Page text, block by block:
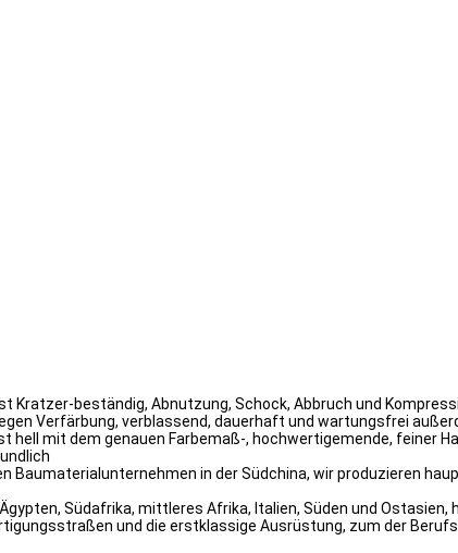
beständig, Abnutzung, Schock, Abbruch und
Verfärbung, verblassend, dauerhaft und wartungsfrei
mit dem genauen Farbemaß-, hochwertigemende, feiner
in der Südchina, wir produzieren
Südafrika, mittleres Afrika, Italien, Süden und Ostasien,
und die erstklassige Ausrüstung, zum der